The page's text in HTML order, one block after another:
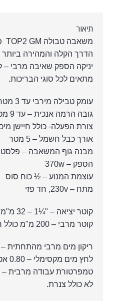
תיאור
משאבה טבולה TOP2 GM פשוט להניח בבריכה בקרקעית והמשאבה תוציא לכם את המים!
הדרך הקלה והמהירה ביותר
יניקה הספק שאיבה מרבי – ליטר לשעה –
מתאים לכל סוגי הבריכות.
עומק טבילה מירבי עד 3 מטר.
גובה הרמה אנכית – עד 9 מטרים.
צורת הפעלה- כולל חיישן
אורך כבל חשמל – 5 מטר
מבנה גוף המשאבה –
הספק – 370w
עוצמת המנוע – ½ כוח סוס
מתח – 230v, חד פזי
קוטר יציאה – "¼1 – 32 מ"מ
קוטר מרבי – 200 מ"מ כולל חיישן
ריקון מים מרבי מהתחתית – 14 מ"מ / 1.4 ס"מ
לחץ מים מקסימלי – 0.80 אטמוספרות
טמפרטורת עבודה מרבית – עד 40°
לא כולל צנרת.